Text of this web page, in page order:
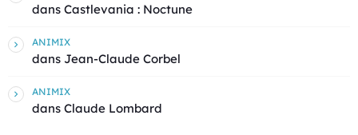
dans Castlevania : Noctune
ANIMIX
dans Jean-Claude Corbel
ANIMIX
dans Claude Lombard